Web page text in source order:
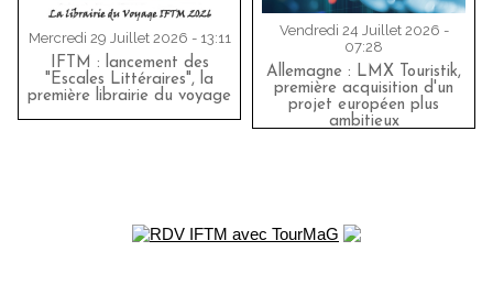
Mercredi 29 Juillet 2026 - 13:11
IFTM : lancement des
"Escales Littéraires", la
première librairie du voyage
Vendredi 24 Juillet 2026 -
07:28
Allemagne : LMX Touristik,
première acquisition d'un
projet européen plus
ambitieux